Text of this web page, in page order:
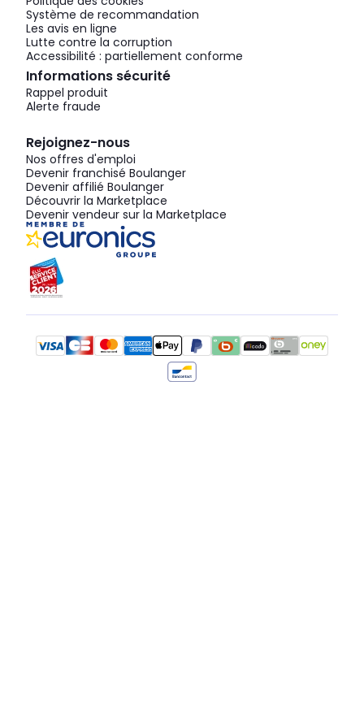
Système de recommandation
Les avis en ligne
Lutte contre la corruption
Accessibilité : partiellement conforme
Informations sécurité
Rappel produit
Alerte fraude
Rejoignez-nous
Nos offres d'emploi
Devenir franchisé Boulanger
Devenir affilié Boulanger
Découvrir la Marketplace
Devenir vendeur sur la Marketplace